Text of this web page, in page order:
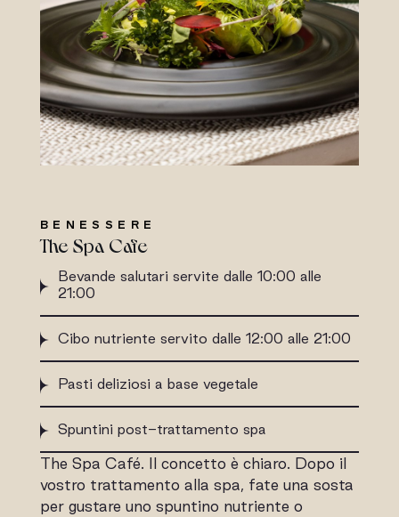
BENESSERE
The Spa Cafe
Bevande salutari servite dalle 10:00 alle
21:00
Cibo nutriente servito dalle 12:00 alle 21:00
Pasti deliziosi a base vegetale
Spuntini post-trattamento spa
The Spa Café. Il concetto è chiaro. Dopo il
vostro trattamento alla spa, fate una sosta
per gustare uno spuntino nutriente o